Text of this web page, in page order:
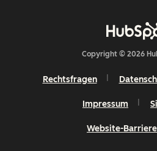
Copyright © 2026
Rechtsfragen
Impressum
Website-